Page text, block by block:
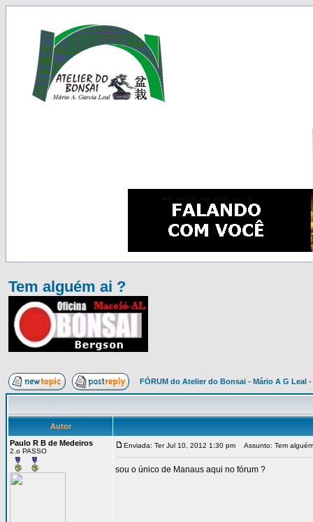
Tem alguém ai ?
FÓRUM do Atelier do Bonsai - Mário A G Leal
Autor
Paulo R B de Medeiros
2.o PASSO
Enviada: Ter Jul 10, 2012 1:30 pm Assunto: Tem
sou o único de Manaus aqui no fórum ?